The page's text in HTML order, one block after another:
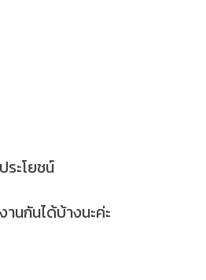
ระโยชน์
านกันได้บ้างนะค่ะ